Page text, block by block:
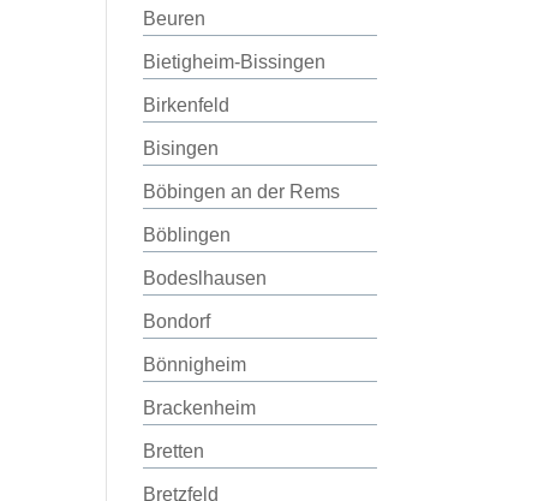
Beuren
Bietigheim-Bissingen
Birkenfeld
Bisingen
Böbingen an der Rems
Böblingen
Bodeslhausen
Bondorf
Bönnigheim
Brackenheim
Bretten
Bretzfeld